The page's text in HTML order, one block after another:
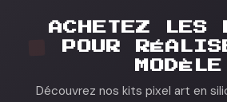
ACHETEZ LES
POUR
MODÈLE
Découvrez nos kits pixel art en